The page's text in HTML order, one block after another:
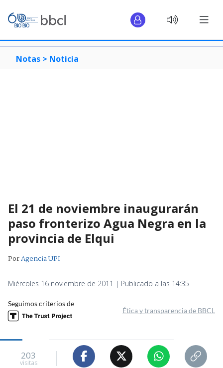
Notas > Noticia
El 21 de noviembre inaugurarán
paso fronterizo Agua Negra en la
provincia de Elqui
PorAgencia UPI
Miércoles 16 noviembre de 2011 | Publicado a las 14:35
Seguimos criterios de
Ética y transparencia de BBCL
203
visitas